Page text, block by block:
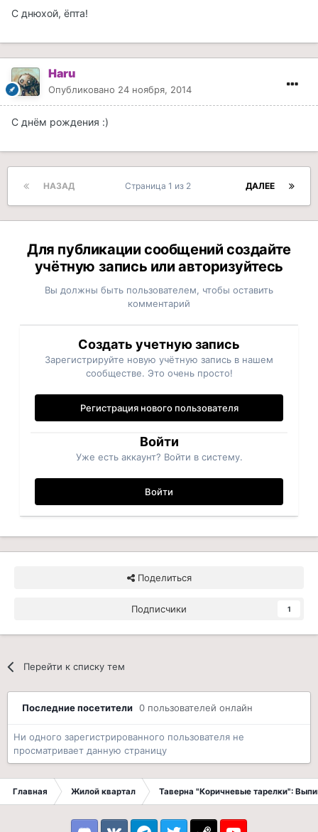
С днюхой, ёпта!
Haru
Опубликовано 24 ноября, 2014
С днём рождения :)
НАЗАД ДАЛЕЕ
Страница 1 из 2
Для публикации сообщений создайте
учётную запись или авторизуйтесь
Вы должны быть пользователем, чтобы оставить
комментарий
Создать учетную запись
Зарегистрируйте новую учётную запись в нашем
сообществе. Это очень просто!
Регистрация нового пользователя
Войти
Уже есть аккаунт? Войти в систему.
Войти
Поделиться
Подписчики 1
Перейти к списку тем
Последние посетители 0 пользователей онлайн
Ни одного зарегистрированного пользователя не
просматривает данную страницу
Главная Жилой квартал Таверна "Коричневые тарелки":